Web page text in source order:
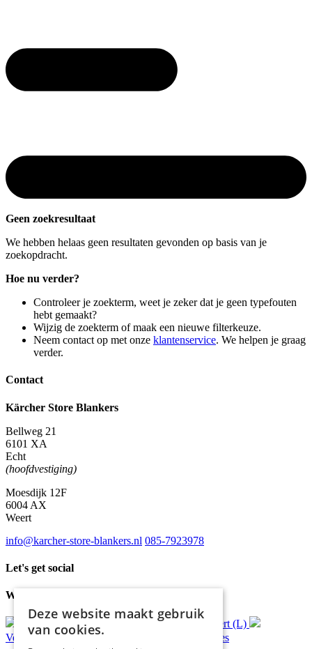
Geen zoekresultaat
We hebben helaas geen resultaten gevonden op basis van je
zoekopdracht.
Hoe nu verder?
Controleer je zoekterm, weet je zeker dat je geen typefouten
hebt gemaakt?
Wijzig de zoekterm of maak een nieuwe filterkeuze.
Neem contact op met onze klantenservice. We helpen je graag
verder.
Contact
Kärcher Store Blankers
Bellweg 21
6101 XA
Echt
(hoofdvestiging)
Moesdijk 12F
6004 AX
Weert
info@karcher-store-blankers.nl 085-7923978
Let's get social
Waar wij voor staan
bezorging*
Ophalen in Echt of Weert (L)
Verzonden binnen 48 uur* advies
Deze website maakt gebruik
van cookies.